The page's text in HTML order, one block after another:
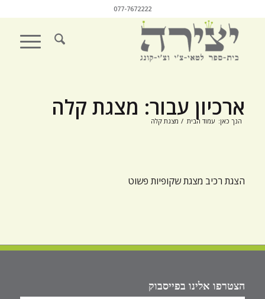
077-7672222
ארכיון עבור: מצגת קלה
הנך כאן: עמוד הבית / מצגת קלה
הצגת רכיב מצגת שקופיות פשוט
הצטרפו אלינו בפייסבוק